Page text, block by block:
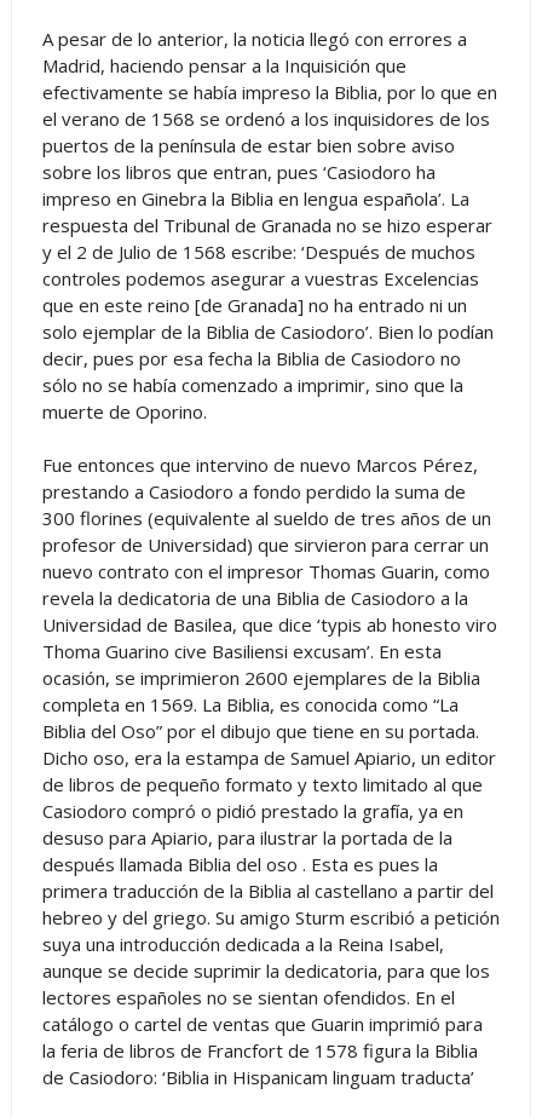
A pesar de lo anterior, la noticia llegó con errores a
Madrid, haciendo pensar a la Inquisición que
efectivamente se había impreso la Biblia, por lo que en
el verano de 1568 se ordenó a los inquisidores de los
puertos de la península de estar bien sobre aviso
sobre los libros que entran, pues ‘Casiodoro ha
impreso en Ginebra la Biblia en lengua española’. La
respuesta del Tribunal de Granada no se hizo esperar
y el 2 de Julio de 1568 escribe: ‘Después de muchos
controles podemos asegurar a vuestras Excelencias
que en este reino [de Granada] no ha entrado ni un
solo ejemplar de la Biblia de Casiodoro’. Bien lo podían
decir, pues por esa fecha la Biblia de Casiodoro no
sólo no se había comenzado a imprimir, sino que la
muerte de Oporino.
Fue entonces que intervino de nuevo Marcos Pérez,
prestando a Casiodoro a fondo perdido la suma de
300 florines (equivalente al sueldo de tres años de un
profesor de Universidad) que sirvieron para cerrar un
nuevo contrato con el impresor Thomas Guarin, como
revela la dedicatoria de una Biblia de Casiodoro a la
Universidad de Basilea, que dice ‘typis ab honesto viro
Thoma Guarino cive Basiliensi excusam’. En esta
ocasión, se imprimieron 2600 ejemplares de la Biblia
completa en 1569. La Biblia, es conocida como “La
Biblia del Oso” por el dibujo que tiene en su portada.
Dicho oso, era la estampa de Samuel Apiario, un editor
de libros de pequeño formato y texto limitado al que
Casiodoro compró o pidió prestado la grafía, ya en
desuso para Apiario, para ilustrar la portada de la
después llamada Biblia del oso . Esta es pues la
primera traducción de la Biblia al castellano a partir del
hebreo y del griego. Su amigo Sturm escribió a petición
suya una introducción dedicada a la Reina Isabel,
aunque se decide suprimir la dedicatoria, para que los
lectores españoles no se sientan ofendidos. En el
catálogo o cartel de ventas que Guarin imprimió para
la feria de libros de Francfort de 1578 figura la Biblia
de Casiodoro: ‘Biblia in Hispanicam linguam traducta’